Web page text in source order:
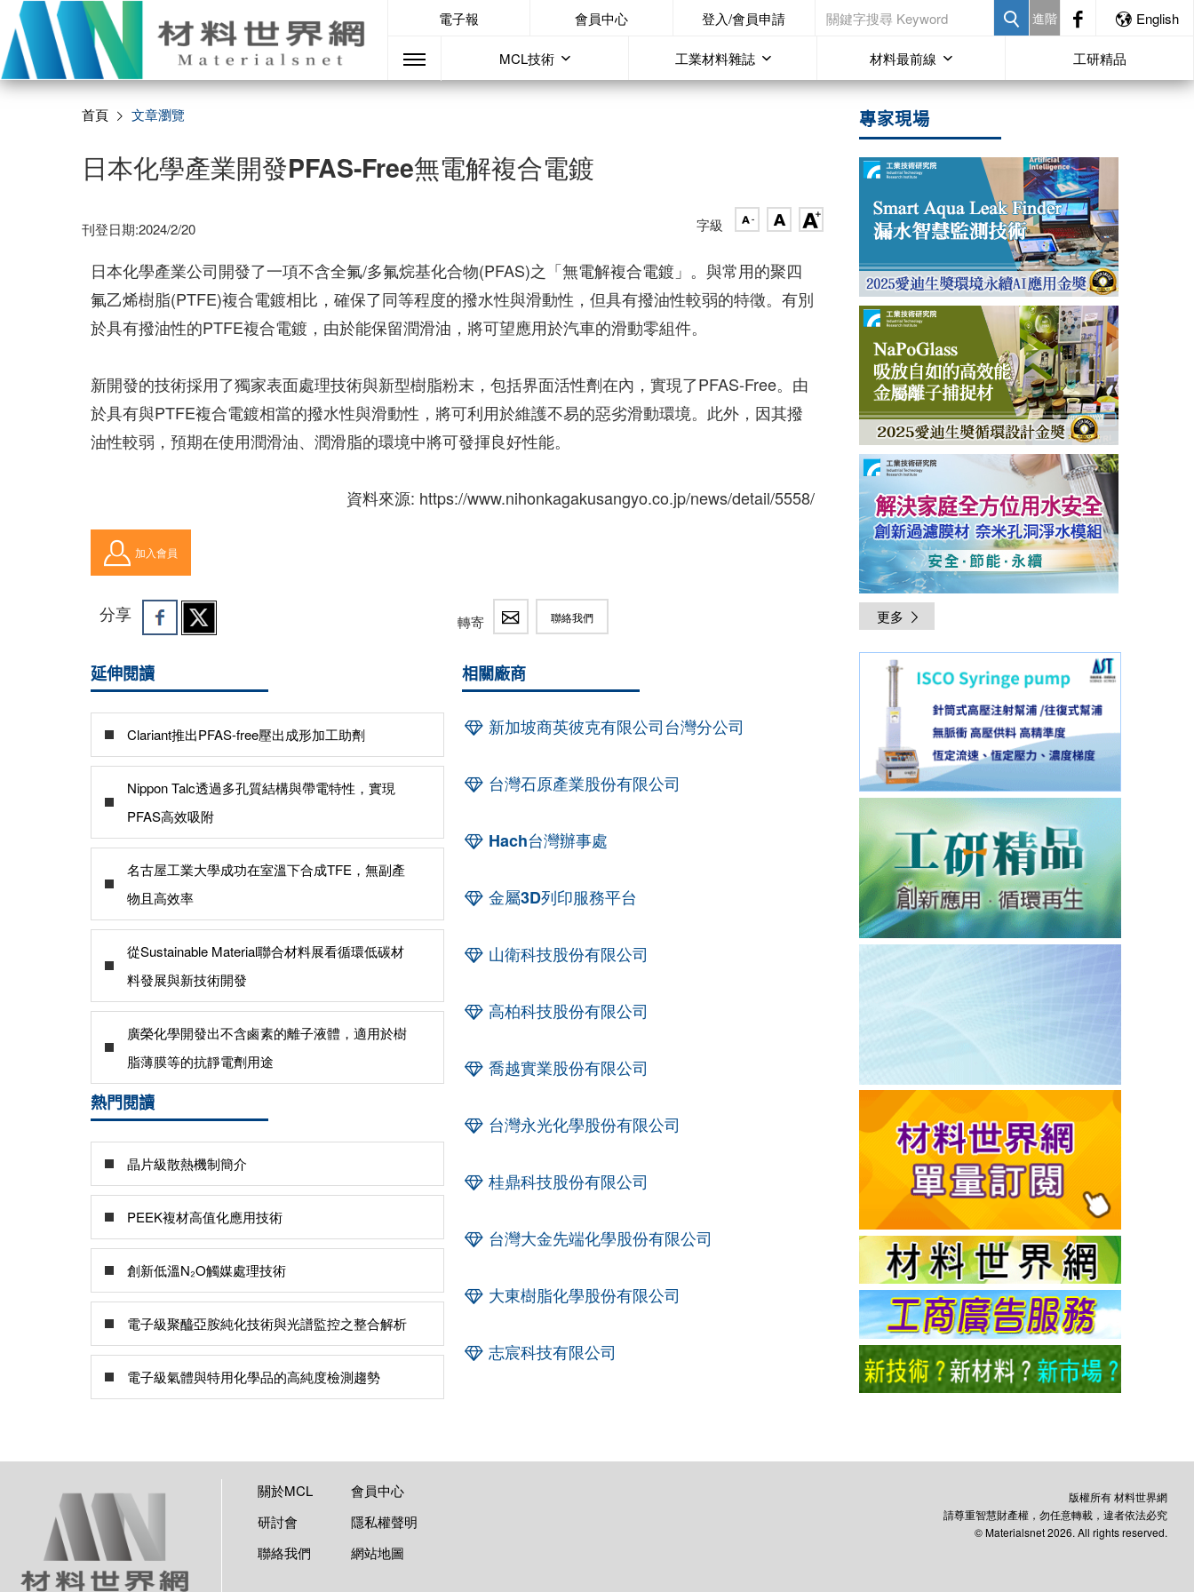
電子報 會員中心 登入/會員申請 進階 English
MCL技術 工業材料雜誌 材料最前線 工研精品
首頁 文章瀏覽
日本化學產業開發PFAS-Free無電解複合電鍍
刊登日期:2024/2/20 字級
日本化學產業公司開發了一項不含全氟/多氟烷基化合物(PFAS)之「無電解複合電鍍」。與常用的聚四
氟乙烯樹脂(PTFE)複合電鍍相比，確保了同等程度的撥水性與滑動性，但具有撥油性較弱的特徵。有別
於具有撥油性的PTFE複合電鍍，由於能保留潤滑油，將可望應用於汽車的滑動零組件。
新開發的技術採用了獨家表面處理技術與新型樹脂粉末，包括界面活性劑在內，實現了PFAS-Free。由
於具有與PTFE複合電鍍相當的撥水性與滑動性，將可利用於維護不易的惡劣滑動環境。此外，因其撥
油性較弱，預期在使用潤滑油、潤滑脂的環境中將可發揮良好性能。
資料來源: https://www.nihonkagakusangyo.co.jp/news/detail/5558/
加入會員
分享 轉寄 聯絡我們
延伸閱讀
Clariant推出PFAS-free壓出成形加工助劑
Nippon Talc透過多孔質結構與帶電特性，實現
PFAS高效吸附
名古屋工業大學成功在室溫下合成TFE，無副產
物且高效率
從Sustainable Material聯合材料展看循環低碳材
料發展與新技術開發
廣榮化學開發出不含鹵素的離子液體，適用於樹
脂薄膜等的抗靜電劑用途
熱門閱讀
晶片級散熱機制簡介
PEEK複材高值化應用技術
創新低溫N₂O觸媒處理技術
電子級聚醯亞胺純化技術與光譜監控之整合解析
電子級氣體與特用化學品的高純度檢測趨勢
相關廠商
新加坡商英彼克有限公司台灣分公司
台灣石原產業股份有限公司
Hach台灣辦事處
金屬3D列印服務平台
山衛科技股份有限公司
高柏科技股份有限公司
喬越實業股份有限公司
台灣永光化學股份有限公司
桂鼎科技股份有限公司
台灣大金先端化學股份有限公司
大東樹脂化學股份有限公司
志宸科技有限公司
專家現場
更多
關於MCL
會員中心
研討會
隱私權聲明
聯絡我們
網站地圖
版權所有 材料世界網
請尊重智慧財產權，勿任意轉載，違者依法必究
© Materialsnet 2026. All rights reserved.